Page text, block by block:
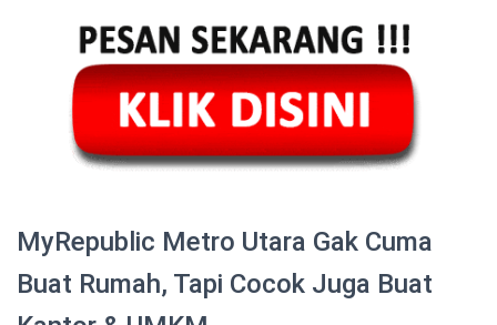
MyRepublic Metro Utara Gak Cuma
Buat Rumah, Tapi Cocok Juga Buat